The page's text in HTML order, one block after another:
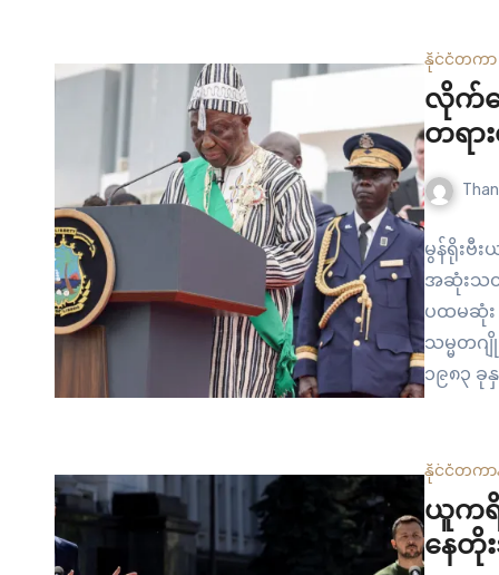
နိုင်ငံတကာ
လိုက်ဘ
တရာ
မွန်ရိုးဗီ
အဆုံးသတ်
ပထမဆုံး
သမ္မတ
၁၉၈၃ ခု
နိုင်ငံတကာ
ယူကရိ
နေတို